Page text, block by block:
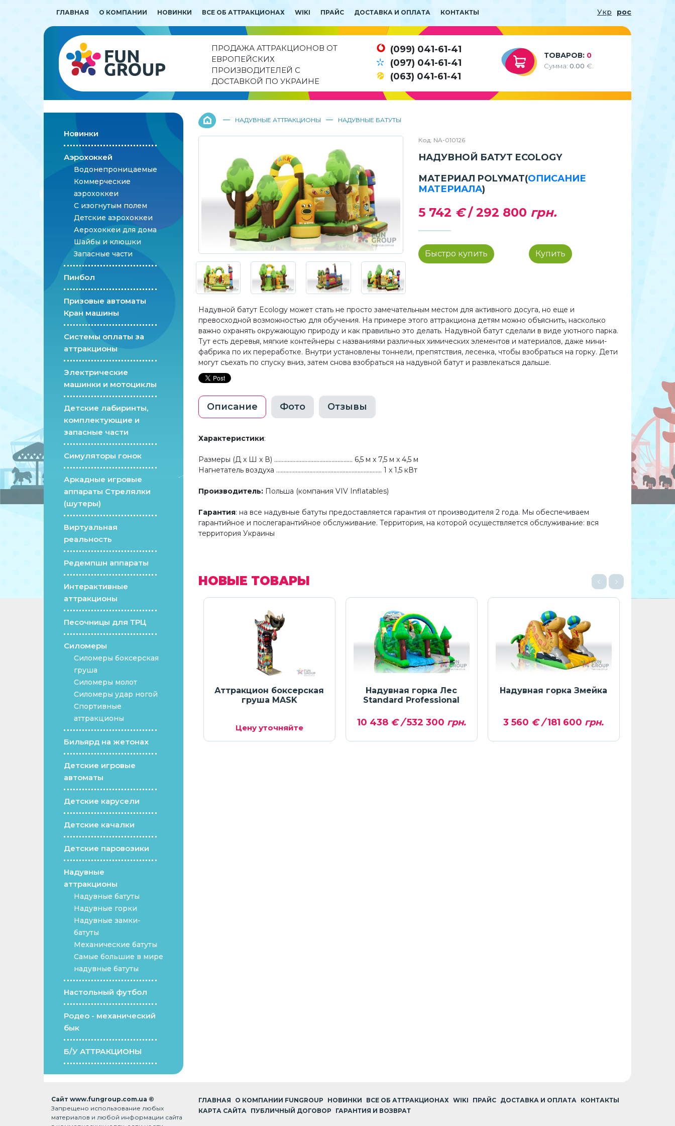
ГЛАВНАЯ О КОМПАНИИ НОВИНКИ ВСЕ ОБ АТТРАКЦИОНАХ WIKI ПРАЙС ДОСТАВКА И ОПЛАТА КОНТАКТЫ Укр рос
ПРОДАЖА АТТРАКЦИОНОВ ОТ
ЕВРОПЕЙСКИХ
ПРОИЗВОДИТЕЛЕЙ С
ДОСТАВКОЙ ПО УКРАИНЕ
(099) 041-61-41
(097) 041-61-41
(063) 041-61-41
ТОВАРОВ: 0
Сумма:0.00 €.
Новинки
Аэрохоккей
Водонепроницаемые
Коммерческие
аэрохоккеи
С изогнутым полем
Детские аэрохоккеи
Аерохоккеи для дома
Шайбы и клюшки
Запасные части
Пинбол
Призовые автоматы
Кран машины
Системы оплаты за
аттракционы
Электрические
машинки и мотоциклы
Детские лабиринты,
комплектующие и
запасные части
Симуляторы гонок
Аркадные игровые
аппараты Стрелялки
(шутеры)
Виртуальная
реальность
Редемпшн аппараты
Интерактивные
аттракционы
Песочницы для ТРЦ
Силомеры
Силомеры боксерская
груша
Силомеры молот
Силомеры удар ногой
Спортивные
аттракционы
Бильярд на жетонах
Детские игровые
автоматы
Детские карусели
Детские качалки
Детские паровозики
Надувные
аттракционы
Надувные батуты
Надувные горки
Надувные замки-
батуты
Механические батуты
Самые большие в мире
надувные батуты
Настольный футбол
Родео - механический
бык
Б/У АТТРАКЦИОНЫ
— НАДУВНЫЕ АТТРАКЦИОНЫ — НАДУВНЫЕ БАТУТЫ
Код: NA-010126
НАДУВНОЙ БАТУТ ECOLOGY
МАТЕРИАЛ POLYMAT(ОПИСАНИЕ
МАТЕРИАЛА)
5 742 €/292 800 грн.
Быстро купить Купить
Надувной батут Ecology может стать не просто замечательным местом для активного досуга, но еще и
превосходной возможностью для обучения. На примере этого аттракциона детям можно объяснить, насколько
важно охранять окружающую природу и как правильно это делать. Надувной батут сделали в виде уютного парка.
Тут есть деревья, мягкие контейнеры с названиями различных химических элементов и материалов, даже мини-
фабрика по их переработке. Внутри установлены тоннели, препятствия, лесенка, чтобы взобраться на горку. Дети
могут съехать по спуску вниз, затем снова взобраться на надувной батут и развлекаться дальше.
Описание Фото Отзывы
Характеристики:
Размеры (Д x Ш x В) .................................................... 6,5 м х 7,5 м x 4,5 м
Нагнетатель воздуха ...................................................................... 1 х 1,5 кВт
Производитель: Польша (компания VIV Inflatables)
Гарантия: на все надувные батуты предоставляется гарантия от производителя 2 года. Мы обеспечиваем
гарантийное и послегарантийное обслуживание. Территория, на которой осуществляется обслуживание: вся
территория Украины
НОВЫЕ ТОВАРЫ
Надувной замок-батут
Lotti с крышей 4 x 3 м
2 402€ /122 500
Аттракцион боксерская
груша MASK
Цену уточняйте
Надувная горка Лес
Standard Professional
10 438€ /532 300 грн.
Надувная горка Змейка
3 560 € /181 600 грн.
Сайт www.fungroup.com.ua ©
Запрещено использование любых
материалов и любой информации сайта
ГЛАВНАЯ О КОМПАНИИ FUNGROUP НОВИНКИ ВСЕ ОБ АТТРАКЦИОНАХ WIKI ПРАЙС ДОСТАВКА И ОПЛАТА
КОНТАКТЫ
КАРТА САЙТА
ПУБЛИЧНЫЙ ДОГОВОР ГАРАНТИЯ И ВОЗВРАТ